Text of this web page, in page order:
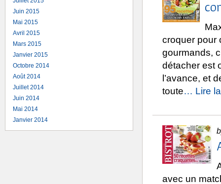
croquer pour
gourmands,
détacher est
l’avance, et
toute… Lire
avec un
Juin 2015
Mai 2015
Avril 2015
Mars 2015
Janvier 2015
Octobre 2014
Août 2014
Juillet 2014
Juin 2014
Mai 2014
Janvier 2014